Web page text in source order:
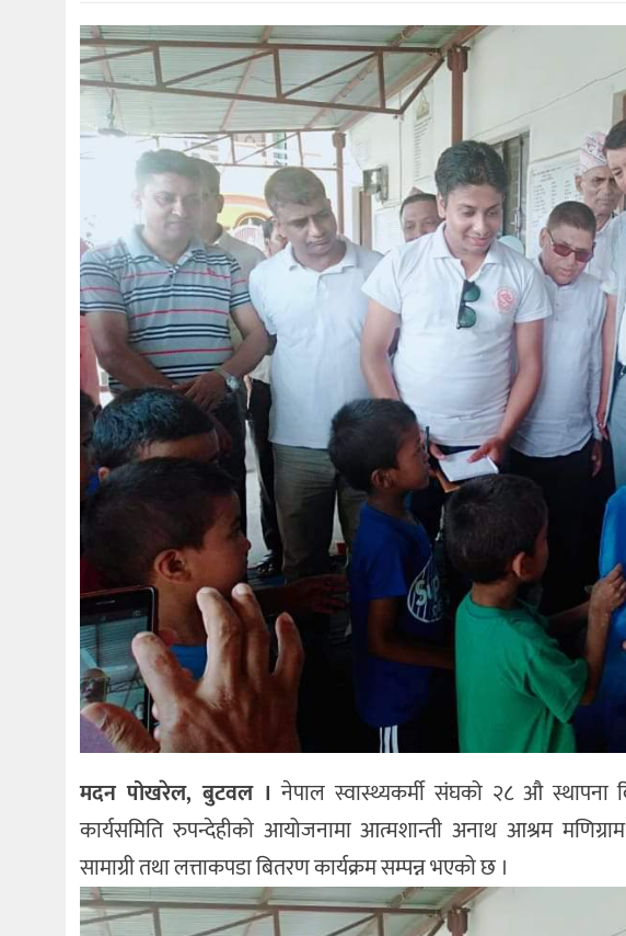
मदन पोखरेल, बुटवल । नेपाल स्वास्थ्यकर्मी संघको २८ औ स्थापना
कार्यसमिति रुपन्देहीको आयोजनामा आत्मशान्ती अनाथ आश्रम
सामाग्री तथा लत्ताकपडा बितरण कार्यक्रम सम्पन्न भएको छ ।